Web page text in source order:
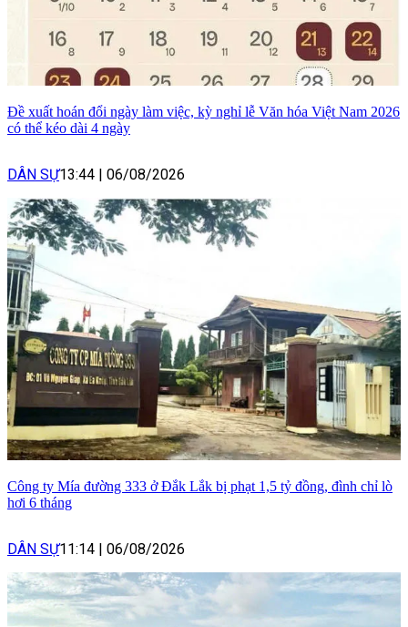
Đề xuất hoán đổi ngày làm việc, kỳ nghỉ lễ Văn hóa Việt Nam 2026
có thể kéo dài 4 ngày
DÂN SỰ13:44 06/08/2026
Công ty Mía đường 333 ở Đắk Lắk bị phạt 1,5 tỷ đồng, đình chỉ lò
hơi 6 tháng
DÂN SỰ11:14 06/08/2026